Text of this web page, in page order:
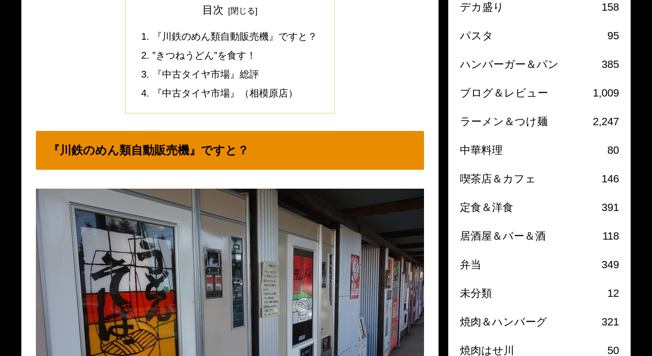
目次
『川鉄のめん類自動販売機』ですと？
”きつねうどん”を食す！
『中古タイヤ市場』総評
『中古タイヤ市場』（相模原店）
『川鉄のめん類自動販売機』ですと？
デカ盛り 158
パスタ 95
ハンバーガー＆パン 385
ブログ＆レビュー 1,009
ラーメン＆つけ麺 2,247
中華料理 80
喫茶店＆カフェ 146
定食＆洋食 391
居酒屋＆バー＆酒 118
弁当 349
未分類 12
焼肉＆ハンバーグ 321
焼肉はせ川 50